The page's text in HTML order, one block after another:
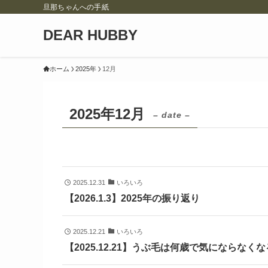
旦那ちゃんへの手紙
DEAR HUBBY
ホーム 2025年 12月
2025年12月 – date –
2025.12.31 いろいろ
【2026.1.3】2025年の振り返り
2025.12.21 いろいろ
【2025.12.21】うぶ毛は何歳で気にならなく